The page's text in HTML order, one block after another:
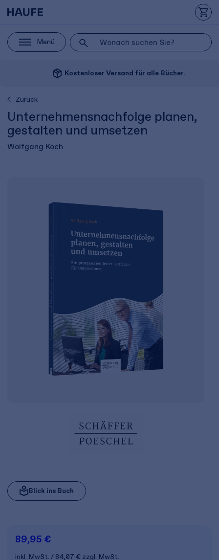
Menü
package_2 Kostenloser Versand für alle Bücher.
Zurück
Unternehmensnachfolge planen,
gestalten und umsetzen
Wolfgang Koch
Blick ins Buch
89,95 €
inkl. MwSt. 84,07 € zzgl. MwSt.